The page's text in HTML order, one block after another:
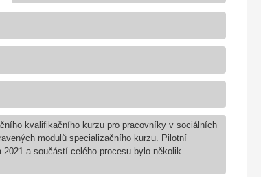
kvalifikačního kurzu pro pracovníky v sociálních
modulů specializačního kurzu. Pilotní
a součástí celého procesu bylo několik